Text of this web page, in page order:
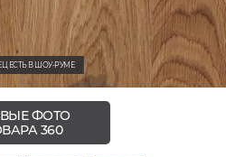
ЕСТЬ В ШОУ-РУМЕ
ФОТО
360